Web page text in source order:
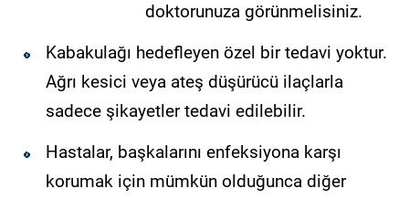
doktorunuza görünmelisiniz.
Kabakulağı hedefleyen özel bir tedavi yoktur.
Ağrı kesici veya ateş düşürücü ilaçlarla
sadece şikayetler tedavi edilebilir.
Hastalar, başkalarını enfeksiyona karşı
korumak için mümkün olduğunca diğer